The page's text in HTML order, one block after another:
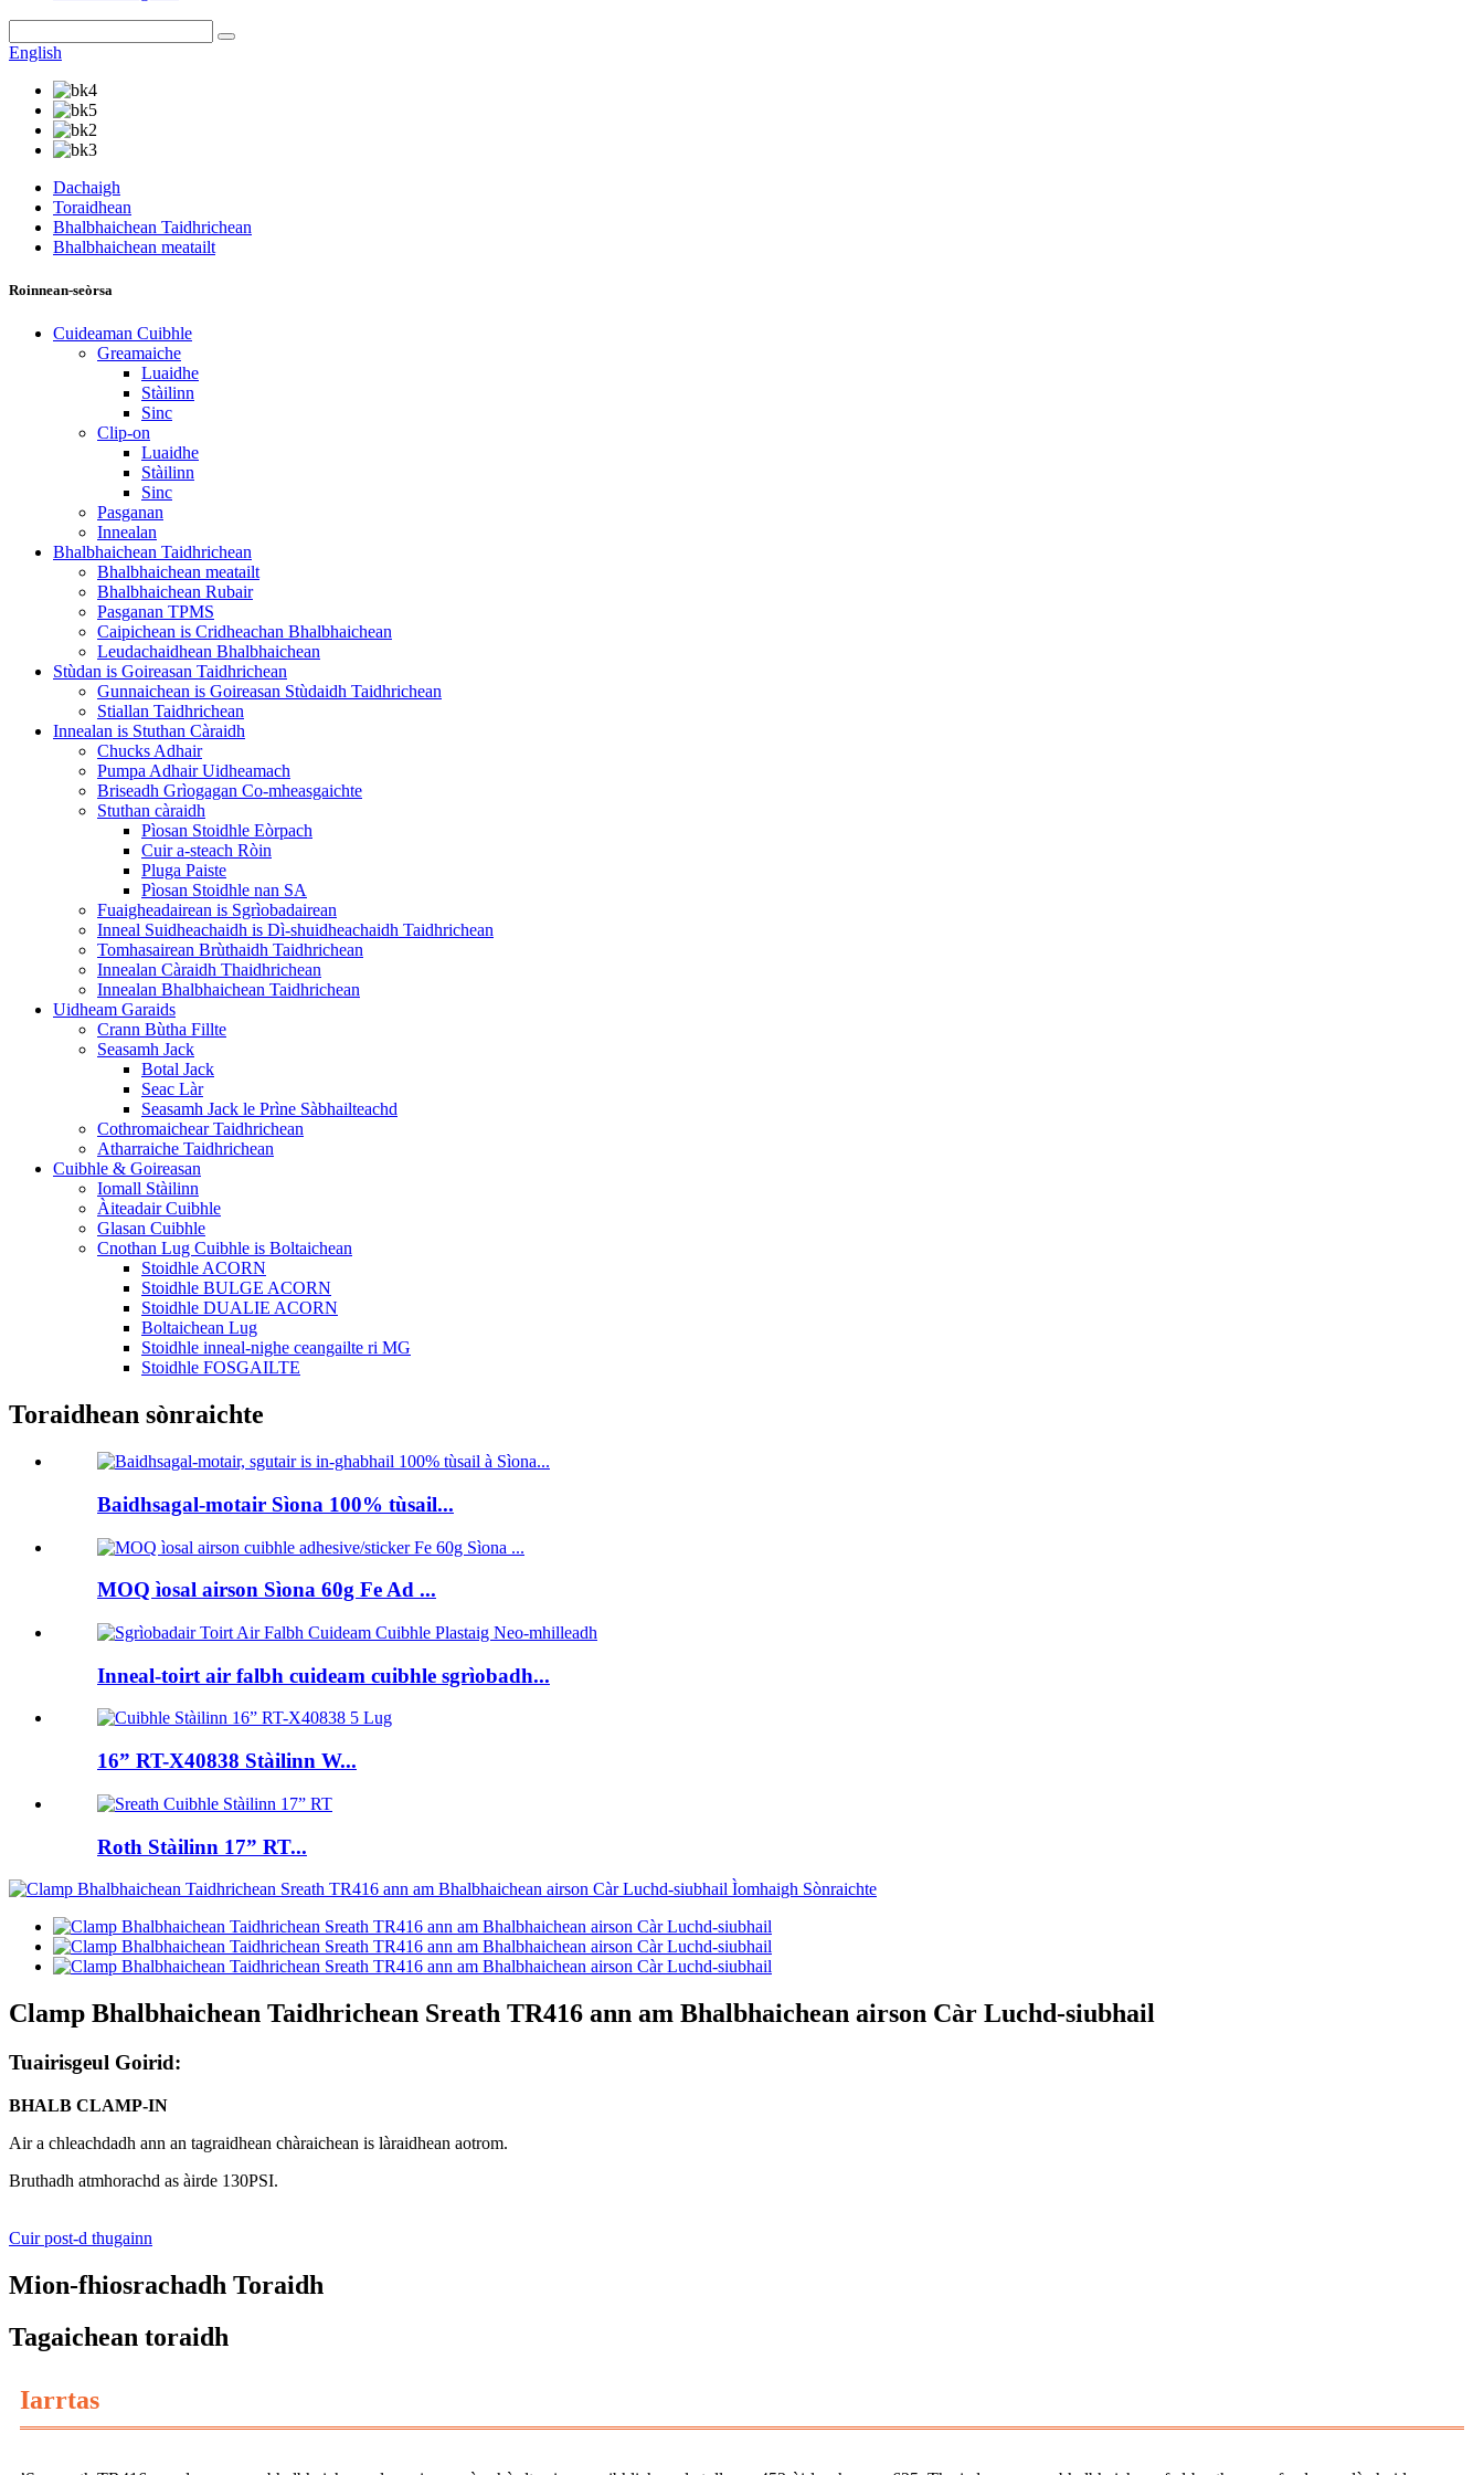
English
Dachaigh
Toraidhean
Bhalbhaichean Taidhrichean
Bhalbhaichean meatailt
Roinnean-seòrsa
Cuideaman Cuibhle
Greamaiche
Luaidhe
Stàilinn
Sinc
Clip-on
Luaidhe
Stàilinn
Sinc
Pasganan
Innealan
Bhalbhaichean Taidhrichean
Bhalbhaichean meatailt
Bhalbhaichean Rubair
Pasganan TPMS
Caipichean is Cridheachan Bhalbhaichean
Leudachaidhean Bhalbhaichean
Stùdan is Goireasan Taidhrichean
Gunnaichean is Goireasan Stùdaidh Taidhrichean
Stiallan Taidhrichean
Innealan is Stuthan Càraidh
Chucks Adhair
Pumpa Adhair Uidheamach
Briseadh Grìogagan Co-mheasgaichte
Stuthan càraidh
Pìosan Stoidhle Eòrpach
Cuir a-steach Ròin
Pluga Paiste
Pìosan Stoidhle nan SA
Fuaigheadairean is Sgrìobadairean
Inneal Suidheachaidh is Dì-shuidheachaidh Taidhrichean
Tomhasairean Brùthaidh Taidhrichean
Innealan Càraidh Thaidhrichean
Innealan Bhalbhaichean Taidhrichean
Uidheam Garaids
Crann Bùtha Fillte
Seasamh Jack
Botal Jack
Seac Làr
Seasamh Jack le Prìne Sàbhailteachd
Cothromaichear Taidhrichean
Atharraiche Taidhrichean
Cuibhle & Goireasan
Iomall Stàilinn
Àiteadair Cuibhle
Glasan Cuibhle
Cnothan Lug Cuibhle is Boltaichean
Stoidhle ACORN
Stoidhle BULGE ACORN
Stoidhle DUALIE ACORN
Boltaichean Lug
Stoidhle inneal-nighe ceangailte ri MG
Stoidhle FOSGAILTE
Toraidhean sònraichte
Baidhsagal-motair Sìona 100% tùsail...
MOQ ìosal airson Sìona 60g Fe Ad ...
Inneal-toirt air falbh cuideam cuibhle sgrìobadh...
16” RT-X40838 Stàilinn W...
Roth Stàilinn 17” RT...
Clamp Bhalbhaichean Taidhrichean Sreath TR416 ann am Bhalbhaichean airson Càr Luchd-siubhail
Tuairisgeul Goirid:
BHALB CLAMP-IN
Air a chleachdadh ann an tagraidhean chàraichean is làraidhean aotrom.
Bruthadh atmhorachd as àirde 130PSI.
Cuir post-d thugainn
Mion-fhiosrachadh Toraidh
Tagaichean toraidh
Iarrtas